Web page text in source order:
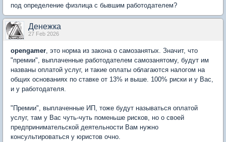
под определение физлица с бывшим работодателем?
Денежка
27 Feb 2026
opengamer, это норма из закона о самозанятых. Значит, что
"премии", выплаченные работодателем самозанятому, будут им
названы оплатой услуг, и такие оплаты облагаются налогом на
общих основаниях по ставке от 13% и выше. 100% риски и у Вас,
и у работодателя.
"Премии", выплаченные ИП, тоже будут называться оплатой
услуг, там у Вас чуть-чуть поменьше рисков, но о своей
предпринимательской деятельности Вам нужно
консультироваться у юристов очно.